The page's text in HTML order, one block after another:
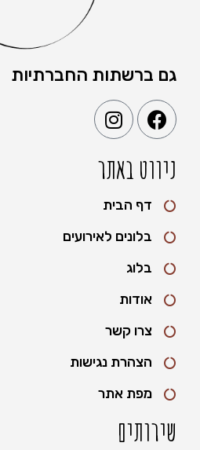
גם ברשתות החברתיות
ניווט באתר
דף הבית
בלונים לאירועים
בלוג
אודות
צרו קשר
הצהרת נגישות
מפת אתר
שירותים